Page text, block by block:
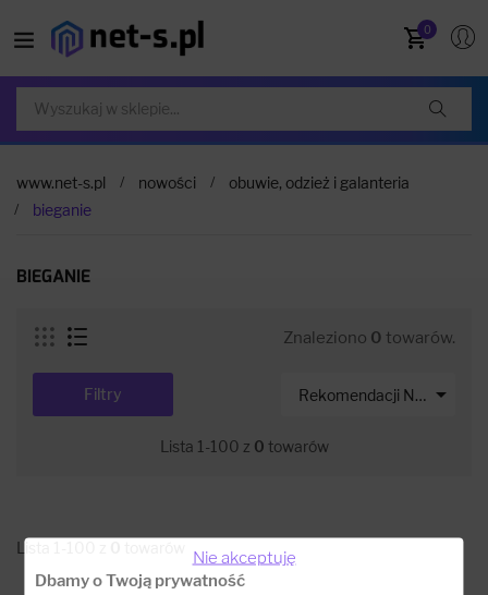
0
www.net-s.pl nowości
obuwie, odzież i galanteria
bieganie
BIEGANIE
Znaleziono 0 towarów.
Rekomendacji Net-s 
Filtry
Lista 1-100 z 0 towarów
Lista 1-100 z
Nie akceptuję
Dbamy o Twoją prywatność